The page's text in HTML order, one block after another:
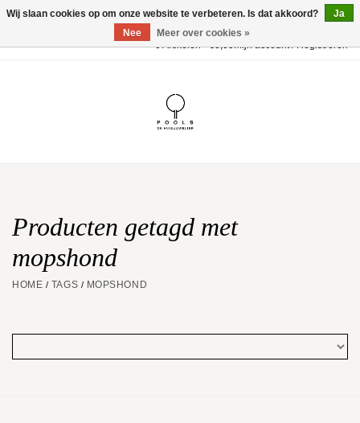
0 Artikelen - €0,00Mijn account / Registreren
Huwelijk
Geschenkbon
Producten getagd met
mopshond
HOME / TAGS / MOPSHOND
Wij slaan cookies op om onze website te verbeteren. Is dat akkoord?
Ja
Nee
Meer over cookies »